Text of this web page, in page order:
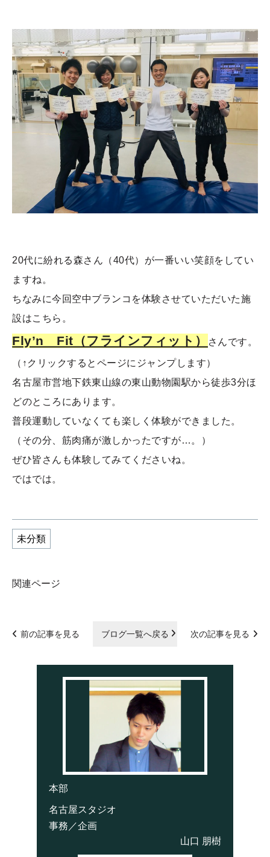
20代に紛れる森さん（40代）が一番いい笑顔をしてい
ますね。
ちなみに今回空中ブランコを体験させていただいた施
設はこちら。
Fly’n Fit（フラインフィット） さんです。
（↑クリックするとページにジャンプします）
名古屋市営地下鉄東山線の東山動物園駅から徒歩3分ほ
どのところにあります。
普段運動していなくても楽しく体験ができました。
（その分、筋肉痛が激しかったですが…。）
ぜひ皆さんも体験してみてくださいね。
ではでは。
未分類
関連ページ
前の記事を見る ブログ一覧へ戻る 次の記事を見る
本部
名古屋スタジオ
事務／企画
山口 朋樹